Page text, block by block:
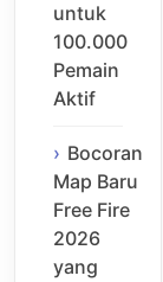
untuk
100.000
Pemain
Aktif
Bocoran
Map Baru
Free Fire
2026
yang